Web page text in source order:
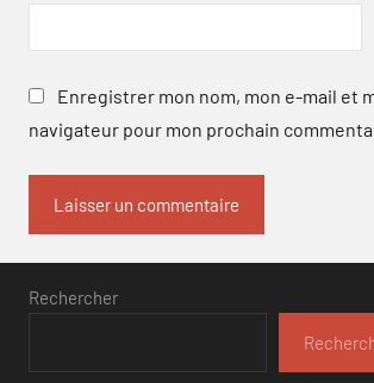
Enregistrer mon nom, mon e-mail et
navigateur pour mon prochain
Rechercher